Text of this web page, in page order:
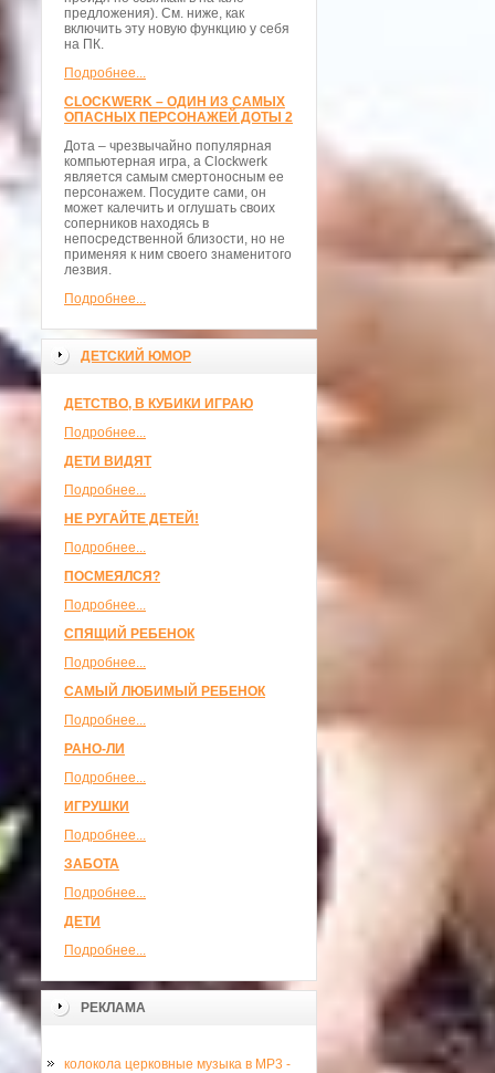
предложения). См. ниже, как
включить эту новую функцию у себя
на ПК.
Подробнее...
CLOCKWERK – ОДИН ИЗ САМЫХ
ОПАСНЫХ ПЕРСОНАЖЕЙ ДОТЫ 2
Дота – чрезвычайно популярная
компьютерная игра, а Clockwerk
является самым смертоносным ее
персонажем. Посудите сами, он
может калечить и оглушать своих
соперников находясь в
непосредственной близости, но не
применяя к ним своего знаменитого
лезвия.
Подробнее...
ДЕТСКИЙ ЮМОР
ДЕТСТВО, В КУБИКИ ИГРАЮ
Подробнее...
ДЕТИ ВИДЯТ
Подробнее...
НЕ РУГАЙТЕ ДЕТЕЙ!
Подробнее...
ПОСМЕЯЛСЯ?
Подробнее...
СПЯЩИЙ РЕБЕНОК
Подробнее...
САМЫЙ ЛЮБИМЫЙ РЕБЕНОК
Подробнее...
РАНО-ЛИ
Подробнее...
ИГРУШКИ
Подробнее...
ЗАБОТА
Подробнее...
ДЕТИ
Подробнее...
РЕКЛАМА
колокола церковные музыка в MP3 -